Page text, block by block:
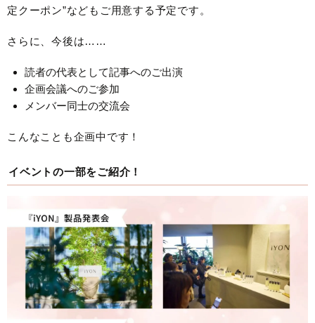
定クーポン”などもご用意する予定です。
さらに、今後は……
読者の代表として記事へのご出演
企画会議へのご参加
メンバー同士の交流会
こんなことも企画中です！
イベントの一部をご紹介！